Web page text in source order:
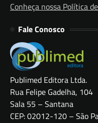
Conheça nossa Política
Fale Conosco
Publimed Editora Ltda.
Rua Felipe Gadelha, 104
Sala 55 – Santana
CEP: 02012-120 – São